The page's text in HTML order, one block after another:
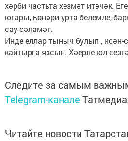
хәрби частьта хезмәт итәчәк.
югары, һөнәри урта белемле,
сау-сәламәт.
Инде еллар тыныч булып , исән-
кайтырга язсын. Хәерле юл
Следите за самым
Telegram-канале Татмедиа
Читайте новости